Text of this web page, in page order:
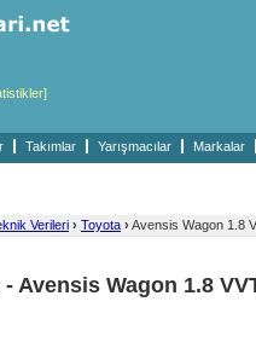
Takımlar Yarışmacılar Markalar
Verileri › Toyota › Avensis Wagon 1.8
Avensis Wagon 1.8